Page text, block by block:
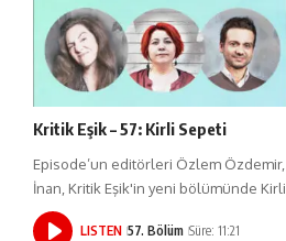
Kritik Eşik – 57: Kirli Sepeti
Episode’un editörleri Özlem
İnan, Kritik Eşik'in yeni bölümünde
LISTEN 57. Bölüm Süre: 11:21